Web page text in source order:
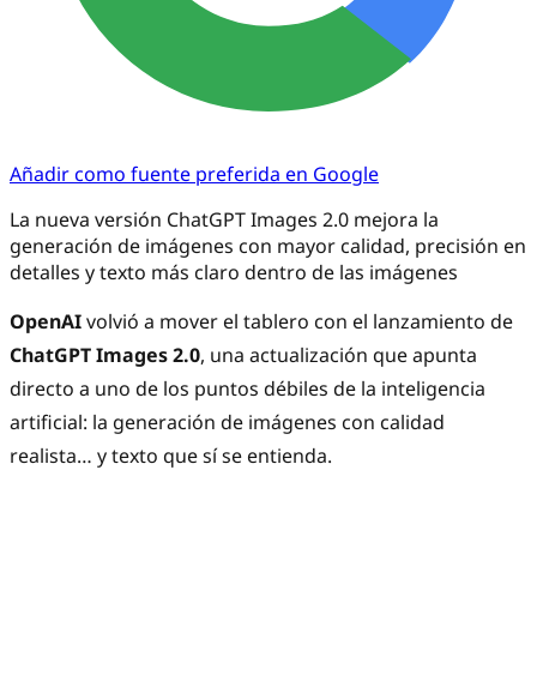
Añadir como fuente preferida en Google
La nueva versión ChatGPT Images 2.0 mejora la
generación de imágenes con mayor calidad, precisión en
detalles y texto más claro dentro de las imágenes
OpenAIvolvió a mover el tablero con el lanzamiento de
ChatGPT Images 2.0, una actualización que apunta
directo a uno de los puntos débiles de la inteligencia
artificial: la generación de imágenes con calidad
realista… y texto que sí se entienda.